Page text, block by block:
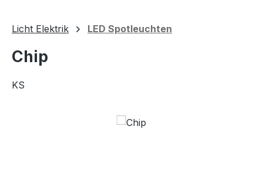
Licht Elektrik LED Spotleuchten
Chip
KS